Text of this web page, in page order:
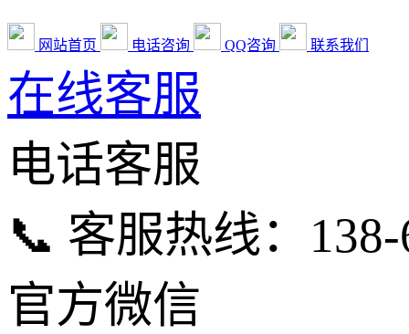
网站首页 电话咨询 QQ咨询 联系我们
在线客服
电话客服
📞 客服热线：
官方微信